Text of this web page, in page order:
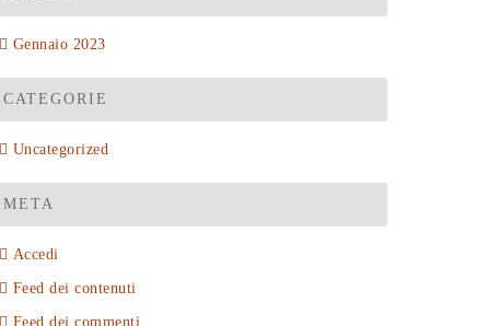
Gennaio 2023
CATEGORIE
Uncategorized
META
Accedi
Feed dei contenuti
Feed dei commenti